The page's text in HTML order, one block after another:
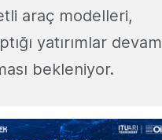
araç modelleri,
yatırımlar devam
bekleniyor.